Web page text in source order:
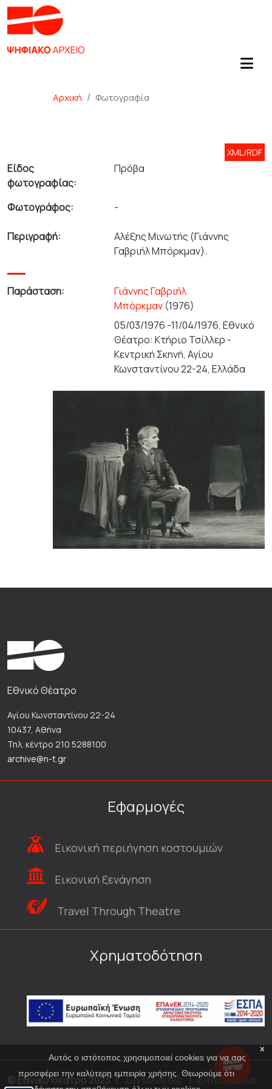
Αρχική Φωτογραφία
XML/RDF
Είδος
φωτογραφίας:
Πρόβα
Φωτογράφος: -
Περιγραφή:
Αλέξης Μινωτής (Γιάννης
Γαβριήλ Μπόρκμαν).
Παράσταση:
Γιάννης Γαβριήλ
Μπόρκμαν (1976)
05/03/1976 -11/04/1976, Εθνικό
Θέατρο: Κτήριο Τσίλλερ -
Κεντρική Σκηνή, Αγίου
Κωνσταντίνου 22-24, Ελλάδα
x
Αυτός ο ιστότοπος χρησιμοποιεί cookies για να σας
προσφέρει την καλύτερη εμπειρία χρήσης. Θεωρούμε ότι
Εθνικό Θέατρο
Αγίου Κωνσταντίνου 22-24
10437, Αθήνα
Τηλ. κέντρο 210 5288100
archive@n-t.gr
Εφαρμογές
Εικονική περιήγηση κοστουμιών
Εικονική ξενάγηση
Travel Through Theatre
Χρηματοδότηση
© Εθνικό Θέατρο 2023 | Συντελεστές | Επικοινωνία